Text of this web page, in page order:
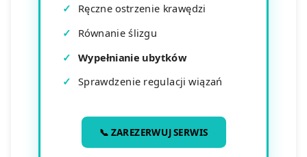
✓
Ręczne ostrzenie krawędzi
✓ Równanie ślizgu
✓ Wypełnianie ubytków
✓ Sprawdzenie regulacji wiązań
📞 ZAREZERWUJ SERWIS